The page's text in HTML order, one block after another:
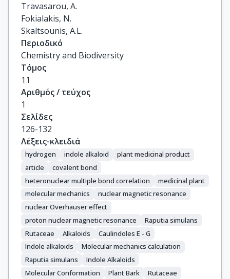
Travasarou, A.
Fokialakis, N.
Skaltsounis, A.L.
Περιοδικό
Chemistry and Biodiversity
Τόμος
11
Αριθμός / τεύχος
1
Σελίδες
126-132
Λέξεις-κλειδιά
hydrogen indole alkaloid
plant medicinal product
article
covalent bond
heteronuclear multiple bond correlation
medicinal plant
molecular mechanics
nuclear magnetic resonance
nuclear Overhauser effect
proton nuclear magnetic resonance
Raputia simulans
Rutaceae
Alkaloids
Caulindoles E - G
Indole alkaloids
Molecular mechanics calculation
Raputia simulans
Indole Alkaloids
Molecular Conformation
Plant Bark Rutaceae